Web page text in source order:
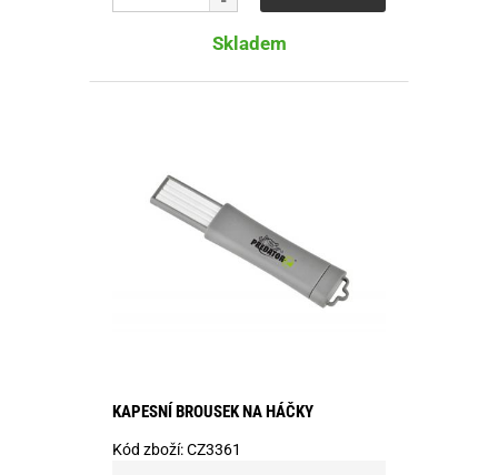
Skladem
KAPESNÍ BROUSEK NA HÁČKY
Kód zboží:CZ3361